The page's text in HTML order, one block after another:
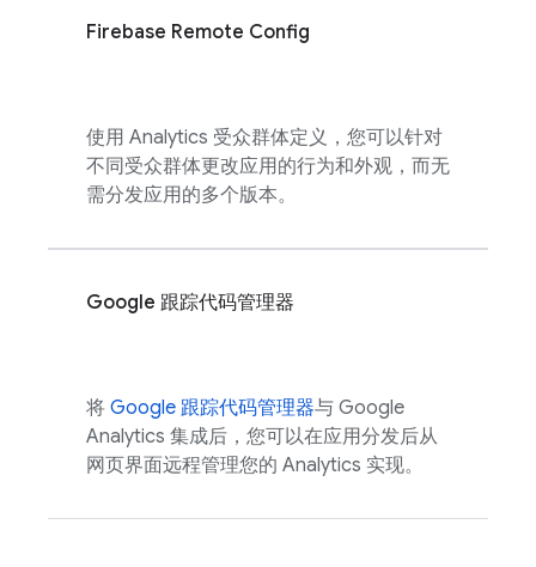
Firebase Remote Config
使用 Analytics 受众群体定义，您可以针对
不同受众群体更改应用的行为和外观，而无
需分发应用的多个版本。
Google 跟踪代码管理器
将 Google 跟踪代码管理器与 Google
Analytics 集成后，您可以在应用分发后从
网页界面远程管理您的 Analytics 实现。